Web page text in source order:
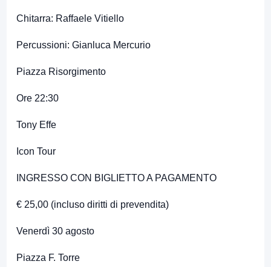
Chitarra: Raffaele Vitiello
Percussioni: Gianluca Mercurio
Piazza Risorgimento
Ore 22:30
Tony Effe
Icon Tour
INGRESSO CON BIGLIETTO A PAGAMENTO
€ 25,00 (incluso diritti di prevendita)
Venerdì 30 agosto
Piazza F. Torre